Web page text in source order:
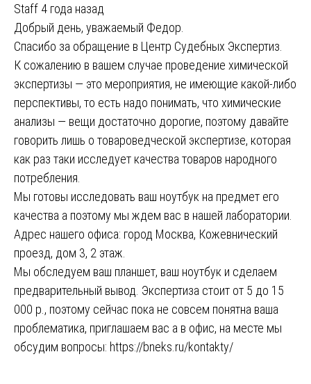
Staff 4 года назад
Добрый день, уважаемый Федор.
Спасибо за обращение в Центр Судебных Экспертиз.
К сожалению в вашем случае проведение химической
экспертизы — это мероприятия, не имеющие какой-либо
перспективы, то есть надо понимать, что химические
анализы — вещи достаточно дорогие, поэтому давайте
говорить лишь о товароведческой экспертизе, которая
как раз таки исследует качества товаров народного
потребления.
Мы готовы исследовать ваш ноутбук на предмет его
качества а поэтому мы ждем вас в нашей лаборатории.
Адрес нашего офиса: город Москва, Кожевнический
проезд, дом 3, 2 этаж.
Мы обследуем ваш планшет, ваш ноутбук и сделаем
предварительный вывод. Экспертиза стоит от 5 до 15
000 р., поэтому сейчас пока не совсем понятна ваша
проблематика, приглашаем вас а в офис, на месте мы
обсудим вопросы: https://bneks.ru/kontakty/